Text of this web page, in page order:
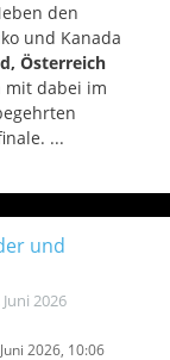
den
und Kanada
Österreich
dabei im
...
und
2026
2026, 10:06